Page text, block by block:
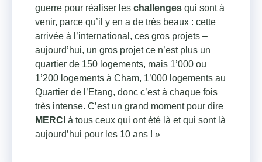
guerre pour réaliser les challenges qui sont à
venir, parce qu’il y en a de très beaux : cette
arrivée à l’international, ces gros projets –
aujourd’hui, un gros projet ce n’est plus un
quartier de 150 logements, mais 1’000 ou
1’200 logements à Cham, 1’000 logements au
Quartier de l’Etang, donc c’est à chaque fois
très intense. C’est un grand moment pour dire
MERCI à tous ceux qui ont été là et qui sont là
aujourd’hui pour les 10 ans ! »